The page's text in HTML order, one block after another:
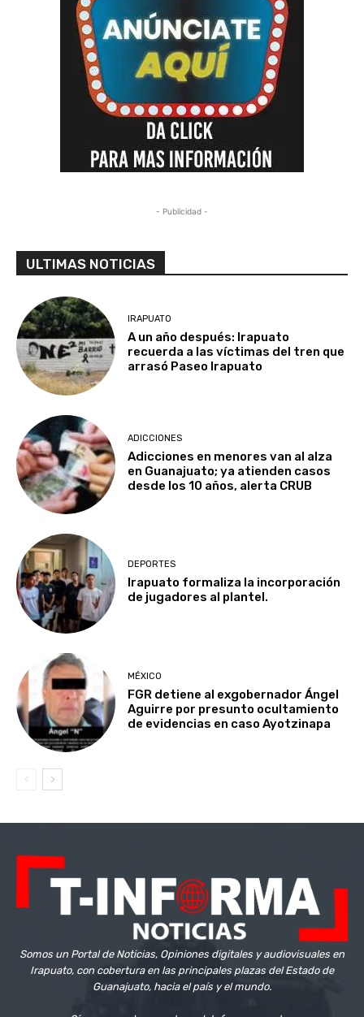
- Publicidad -
ULTIMAS NOTICIAS
IRAPUATO
A un año después: Irapuato
recuerda a las víctimas del tren que
arrasó Paseo Irapuato
ADICCIONES
Adicciones en menores van al alza
en Guanajuato; ya atienden casos
desde los 10 años, alerta CRUB
DEPORTES
Irapuato formaliza la incorporación
de jugadores al plantel.
MÉXICO
FGR detiene al exgobernador Ángel
Aguirre por presunto ocultamiento
de evidencias en caso Ayotzinapa
Somos un Portal de Noticias, Opiniones digitales y audiovisuales en
Irapuato, con cobertura en las principales plazas del Estado de
Guanajuato, hacia el país y el mundo.